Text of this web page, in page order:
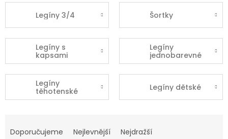
Legíny 3/4 Šortky
Legíny s
kapsami
Legíny
jednobarevné
Legíny
těhotenské
Legíny dětské
aDoporučujeme Nejlevnější
Nejdražší